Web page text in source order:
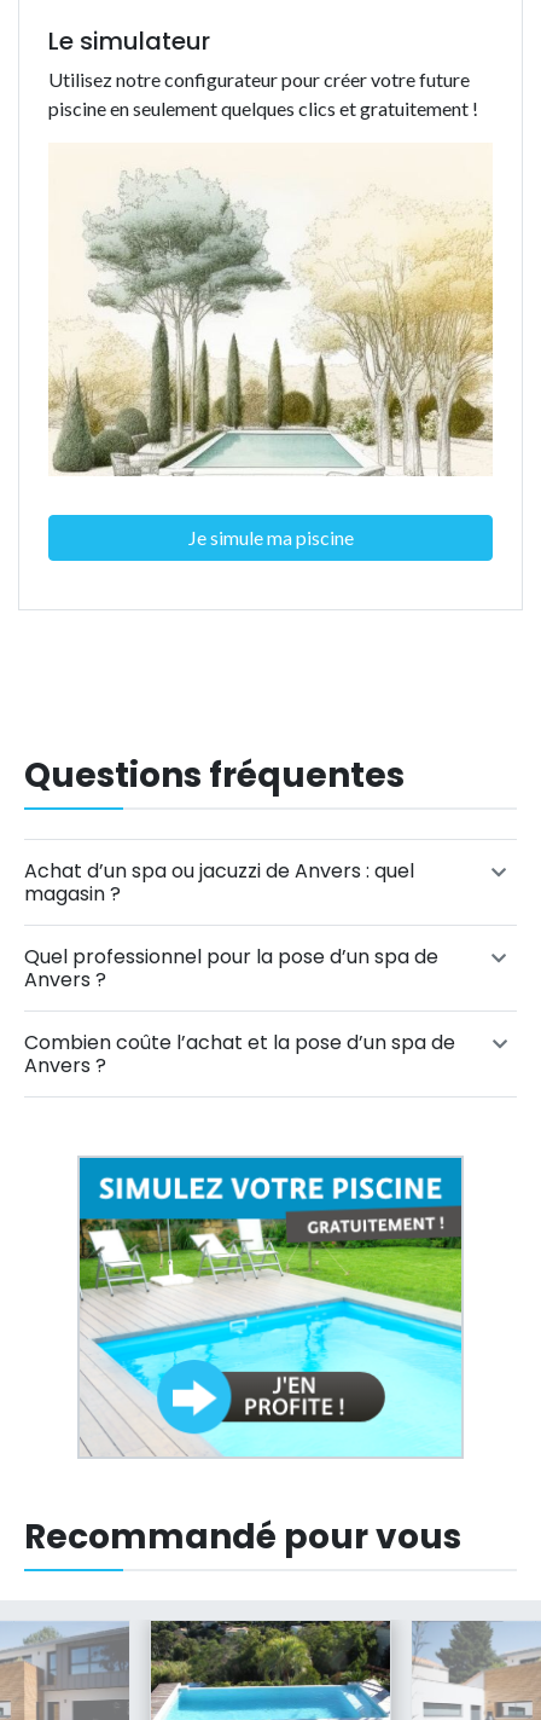
Le simulateur
Utilisez notre configurateur pour créer votre future
piscine en seulement quelques clics et gratuitement !
Je simule ma piscine
Questions fréquentes
Achat d’un spa ou jacuzzi de Anvers : quel
magasin ?
Quel professionnel pour la pose d’un spa de
Anvers ?
Combien coûte l’achat et la pose d’un spa de
Anvers ?
Recommandé pour vous